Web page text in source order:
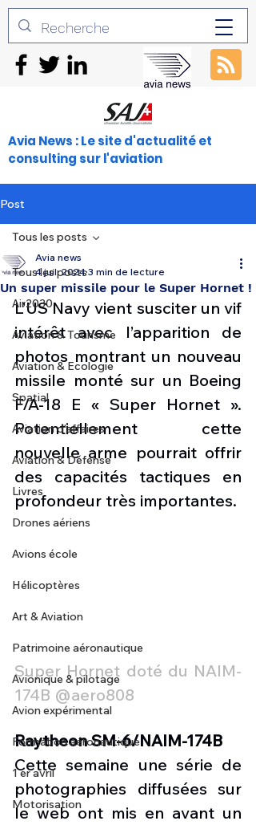
Avia News : Le site d'actualité et
consulting sur l'aviation
Post
Tous les posts
Air2030
Aviation & Tourisme
Aviation & Ecologie
Spatial
Aviation d'affaires
Aviation & Défense
Livres
Drones aériens
Avions école
Hélicoptères
Art & Aviation
Patrimoine aéronautique
Avionique & pilotage
Avion expérimental
Formation aéronautique
1 er avril
Motorisation
Tous les posts
Un super missile pour le Super Hornet !
Avia news
4 juil. 2024 3 min de lecture
L’US Navy vient susciter un vif
intérêt avec l’apparition de
photos montrant un nouveau
missile monté sur un Boeing
F/A-18 E « Super Hornet ».
Potentiellement cette
nouvelle arme pourrait offrir
des capacités tactiques en
profondeur très importantes.
Super Hornet doté du NAIM-
174B @aero808
Raytheon SM-6/NAIM-174B
Cette semaine une série de
photographies diffusées sur
le web ont mis en avant un